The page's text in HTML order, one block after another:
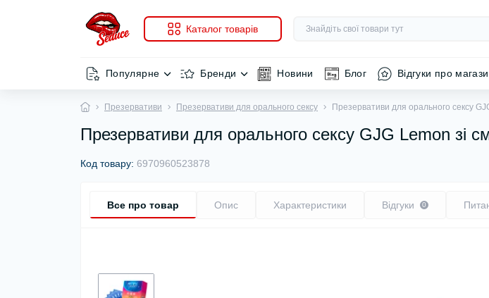
Каталог товарів
Популярне Бренди Новини Блог Відгуки про
Презервативи Презервативи для орального сексу Презервативи для орального сексу
Презервативи для орального сексу GJG Lemon зі
Код товару: 6970960523878
Все про товар Опис Характеристики Відгуки 0